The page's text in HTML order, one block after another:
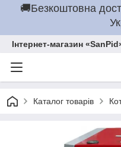
🚚Безкоштовна
Інтернет-магазин
Каталог товарів